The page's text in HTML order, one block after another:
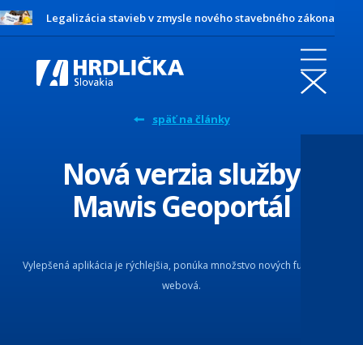
Legalizácia stavieb v zmysle nového stavebného zákona
späť na články
Nová verzia služby
Mawis Geoportál
Vylepšená aplikácia je rýchlejšia, ponúka množstvo nových funkcií a je
webová.